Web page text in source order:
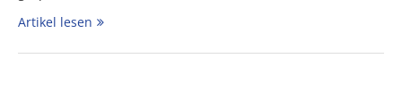
Artikel lesen